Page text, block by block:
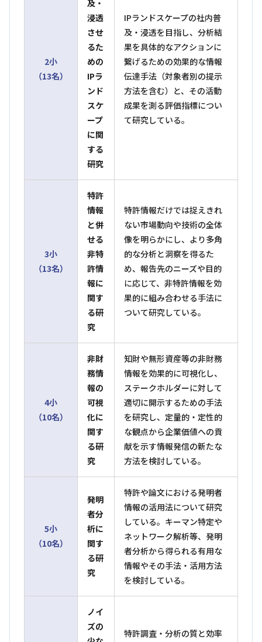
2小
（13名）
及・
浸透
させ
るた
めの
IPラ
ンド
スケ
ープ
に関
する
研究
IPランドスケープの社内普
及・浸透を目指し、分析結
果を具体的なアクションに
繋げるための効果的な情報
伝達手法（対象者別の提示
方法を含む）と、その活動
成果を測る評価指標につい
て研究している。
3小
（13名）
特許
情報
と併
せる
非特
許情
報に
関す
る研
究
特許情報だけでは捉えきれ
ない市場動向や技術の全体
像を明らかにし、より多角
的な分析と洞察を得るた
め、報告先のニーズや目的
に応じて、非特許情報を効
果的に組み合わせる手法に
ついて研究している。
4小
（10名）
非財
務情
報の
可視
化に
関す
る研
究
知財や無形資産等の非財務
情報を効果的に可視化し、
ステークホルダーに対して
適切に開示するための手法
を研究し、定量的・定性的
な観点から企業価値への貢
献を示す情報発信の新たな
方法を検討している。
5小
（10名）
発明
者分
析に
関す
る研
究
特許や論文における発明者
情報の活用法について研究
している。キーマン特定や
ネットワーク解析等、発明
者分析から得られる有用な
情報やその手法・活用方法
を検討している。
ノイ
ズの
特許調査・分析の質と効率